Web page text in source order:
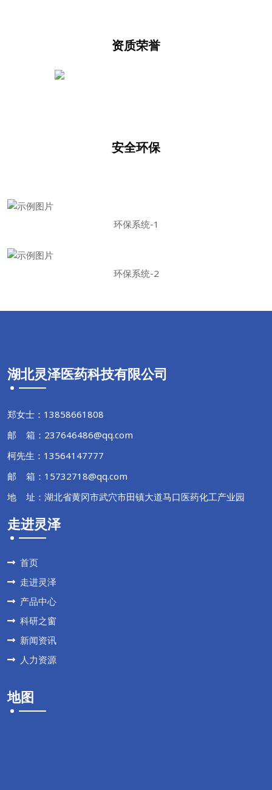
资质荣誉
安全环保
环保系统-1
环保系统-2
湖北灵泽医药科技有限公司
郑女士：13858661808
邮 箱：237646486@qq.com
柯先生：13564147777
邮 箱：15732718@qq.com
地 址：湖北省黄冈市武穴市田镇大道马口医药化工产业园
走进灵泽
首页
走进灵泽
产品中心
科研之窗
新闻资讯
人力资源
地图